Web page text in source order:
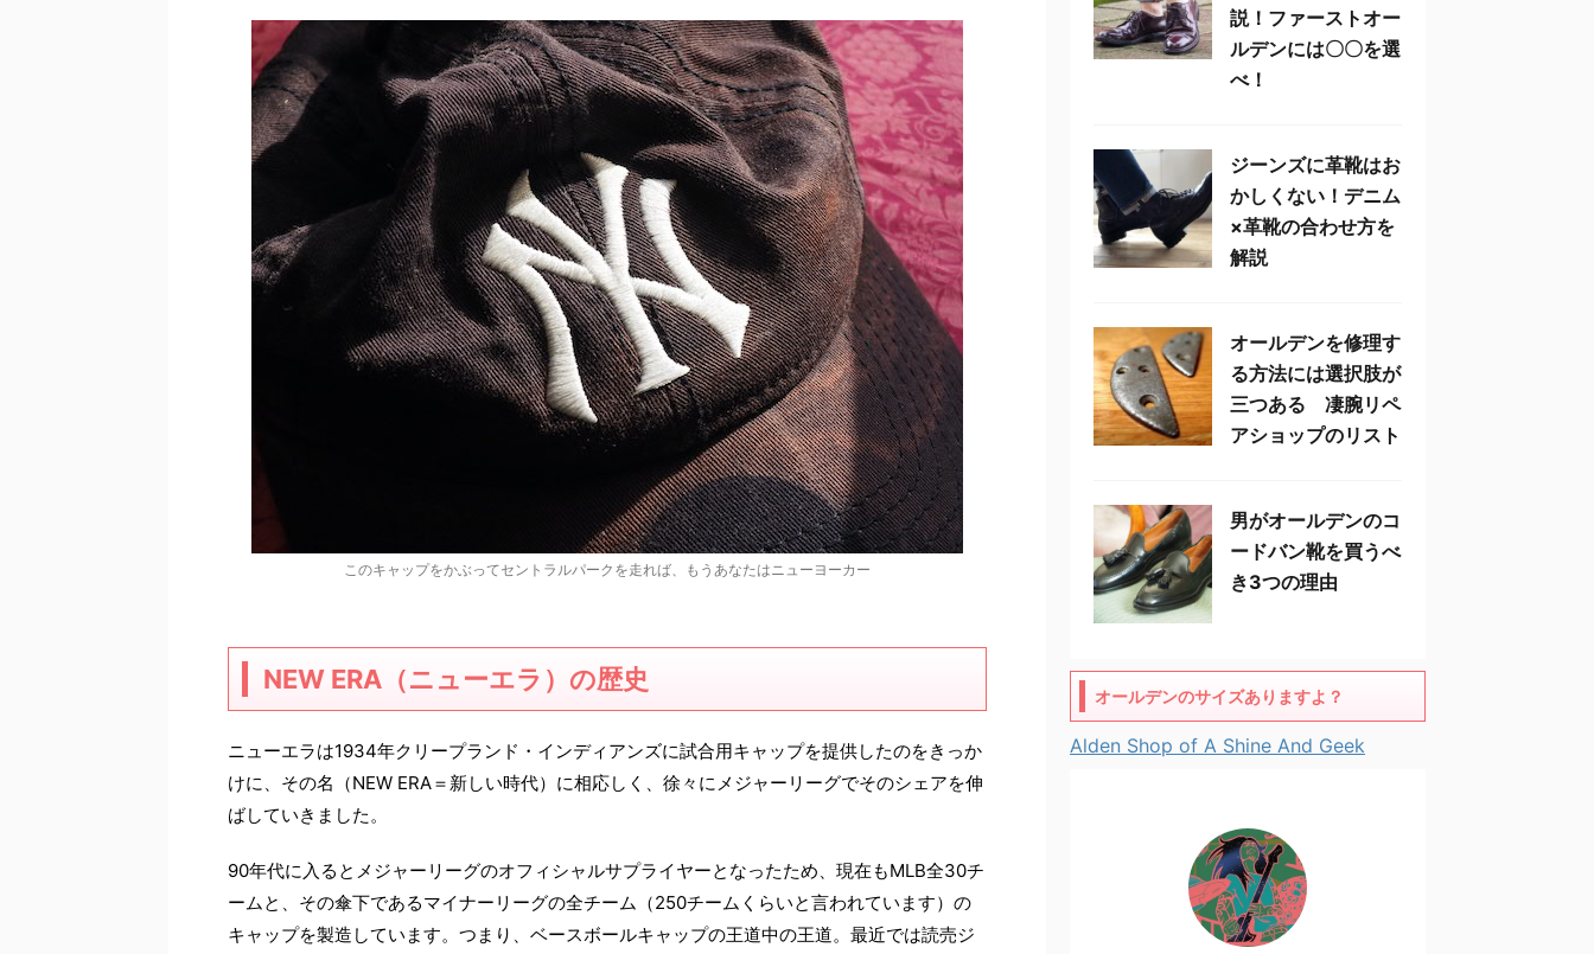
このキャップをかぶってセントラルパークを走れば、もうあなたはニューヨーカー
NEW ERA（ニューエラ）の歴史
ニューエラは1934年クリープランド・インディアンズに試合用キャップを提供したのをきっか
けに、その名（NEW ERA＝新しい時代）に相応しく、徐々にメジャーリーグでそのシェアを伸
ばしていきました。
90年代に入るとメジャーリーグのオフィシャルサプライヤーとなったため、現在もMLB全30チ
ームと、その傘下であるマイナーリーグの全チーム（250チームくらいと言われています）の
キャップを製造しています。つまり、ベースボールキャップの王道中の王道。最近では読売ジ
説！ファーストオー
ルデンには〇〇を選
べ！
ジーンズに革靴はお
かしくない！デニム
×革靴の合わせ方を
解説
オールデンを修理す
る方法には選択肢が
三つある 凄腕リペ
アショップのリスト
男がオールデンのコ
ードバン靴を買うべ
き3つの理由
オールデンのサイズありますよ？
Alden Shop of A Shine And Geek